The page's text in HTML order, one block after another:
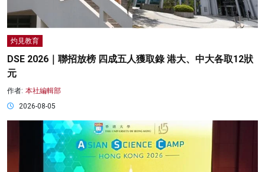
灼見教育
DSE 2026｜聯招放榜 四成五人獲取錄 港大、中大各取12狀
元
作者: 本社編輯部
2026-08-05